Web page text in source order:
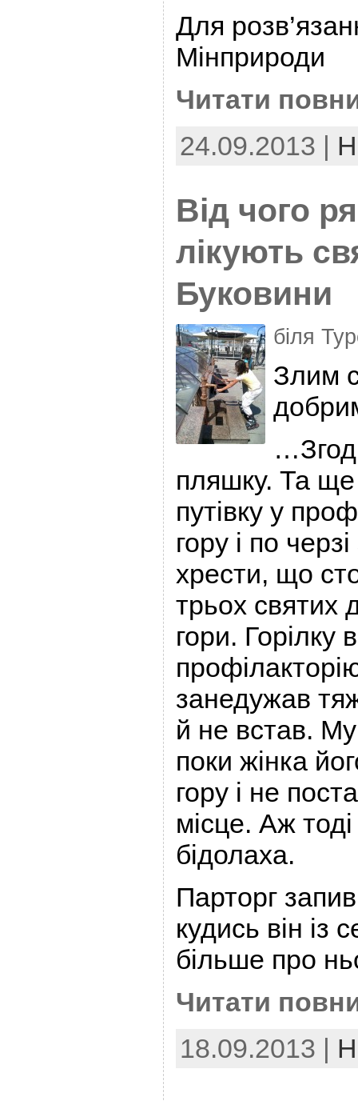
Для
Мінприроди
Читати
24.09.2013 |
Від чого
лікують
Буковини
біля
Злим
пляшку. Та ще
путівку у
гору і по
хрести, що
трьох святих
гори. Горілку
занедужав
й не встав.
поки жінка
гору і не
місце. Аж
бідолаха.
Парторг
кудись він із
більше про
Читати
18.09.2013 |